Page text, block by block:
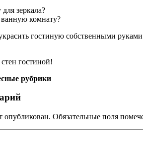
зеркала?
комнату?
гостиную собственными
гостиной!
рубрики
опубликован. Обязательные поля